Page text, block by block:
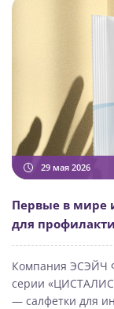
29 мая 2026
Первые в мире
для
Компания ЭСЭЙЧ
серии
— салфетки для